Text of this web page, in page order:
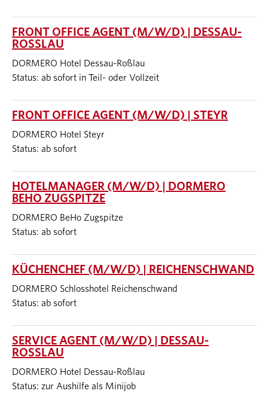
FRONT OFFICE AGENT (M/W/D) | DESSAU-
ROSSLAU
DORMERO Hotel Dessau-Roßlau
Status: ab sofort in Teil- oder Vollzeit
FRONT OFFICE AGENT (M/W/D) | STEYR
DORMERO Hotel Steyr
Status: ab sofort
HOTELMANAGER (M/W/D) | DORMERO
BEHO ZUGSPITZE
DORMERO BeHo Zugspitze
Status: ab sofort
KÜCHENCHEF (M/W/D) | REICHENSCHWAND
DORMERO Schlosshotel Reichenschwand
Status: ab sofort
SERVICE AGENT (M/W/D) | DESSAU-
ROSSLAU
DORMERO Hotel Dessau-Roßlau
Status: zur Aushilfe als Minijob